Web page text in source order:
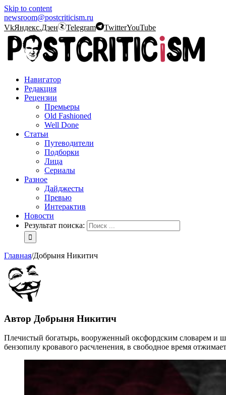
Skip to content
newsroom@postcriticism.ru
VkЯндекс.Дзен Telegram TwitterYouTube
Навигатор
Редакция
Рецензии
Премьеры
Old Fashioned
Well Done
Статьи
Путеводители
Подборки
Лица
Сериалы
Разное
Дайджесты
Превью
Интерактив
Новости
Результат поиска:
Главная/Добрыня Никитич
Автор Добрыня Никитич
Плечистый богатырь, вооруженный оксфордским словарем и
бензопилу кровавого расчленения, в свободное время